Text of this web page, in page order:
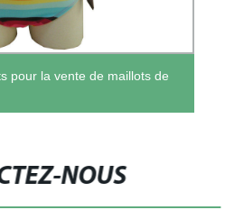
pour la vente de maillots de
NOUS